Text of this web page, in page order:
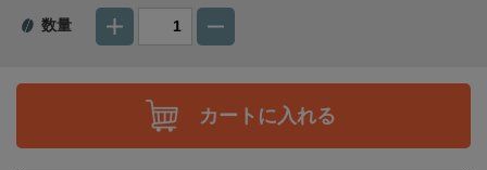
数量
カートに入れる